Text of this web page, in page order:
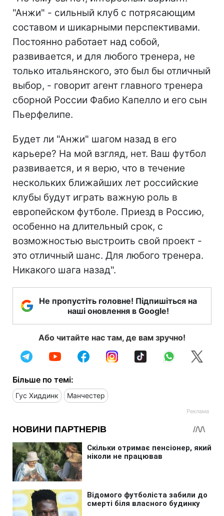
"Анжи" - сильный клуб с потрясающим
составом и шикарными перспективами.
Постоянно работает над собой,
развивается, и для любого тренера, не
только итальянского, это был бы отличный
выбор, - говорит агент главного тренера
сборной России Фабио Капелло и его сын
Пьерфелипе.
Будет ли "Анжи" шагом назад в его
карьере? На мой взгляд, нет. Ваш футбол
развивается, и я верю, что в течение
нескольких ближайших лет российские
клубы будут играть важную роль в
европейском футболе. Приезд в Россию,
особенно на длительный срок, с
возможностью выстроить свой проект -
это отличный шанс. Для любого тренера.
Никакого шага назад".
Не пропустіть головне! Підпишіться на
наші оновлення в Google!
Або читайте нас там, де вам зручно!
Більше по темі:
Гус Хиддинк Манчестер